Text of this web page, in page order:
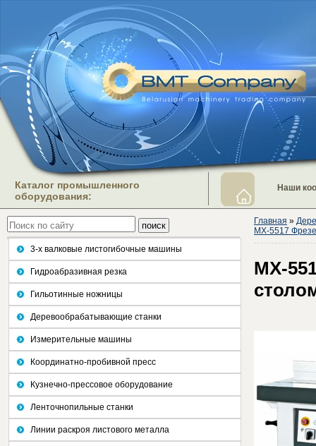
Каталог промышленного
оборудования:
Наши
3-х валковые листогибочные машины
Гидроабразивная резка
Гильотинные ножницы
Деревообрабатывающие станки
Измерительные машины
Координатно-пробивной пресс
Кузнечно-прессовое оборудование
Ленточнопильные станки
Линии раскроя листового металла
Главная »
MX-5517
MX-